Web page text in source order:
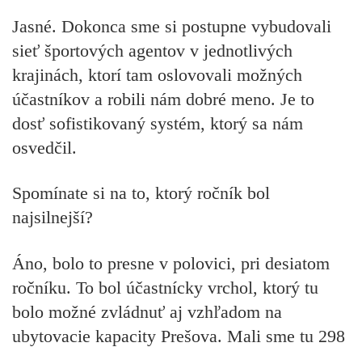
Jasné. Dokonca sme si postupne vybudovali
sieť športových agentov v jednotlivých
krajinách, ktorí tam oslovovali možných
účastníkov a robili nám dobré meno. Je to
dosť sofistikovaný systém, ktorý sa nám
osvedčil.
Spomínate si na to, ktorý ročník bol
najsilnejší?
Áno, bolo to presne v polovici, pri desiatom
ročníku. To bol účastnícky vrchol, ktorý tu
bolo možné zvládnuť aj vzhľadom na
ubytovacie kapacity Prešova. Mali sme tu 298